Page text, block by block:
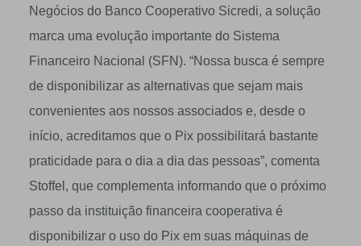
Negócios do Banco Cooperativo Sicredi, a solução
marca uma evolução importante do Sistema
Financeiro Nacional (SFN). “Nossa busca é sempre
de disponibilizar as alternativas que sejam mais
convenientes aos nossos associados e, desde o
início, acreditamos que o Pix possibilitará bastante
praticidade para o dia a dia das pessoas”, comenta
Stoffel, que complementa informando que o próximo
passo da instituição financeira cooperativa é
disponibilizar o uso do Pix em suas máquinas de